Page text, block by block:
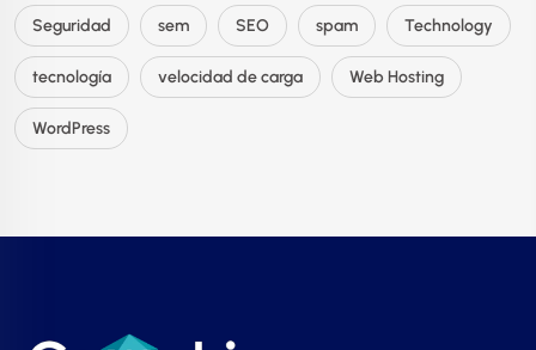
Seguridad sem SEO spam Technology
tecnología velocidad de carga Web Hosting
WordPress